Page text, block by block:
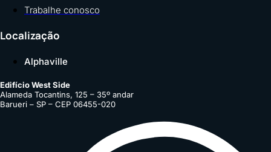
Trabalhe conosco
Localização
Alphaville
Edifício West Side
Alameda Tocantins, 125 – 35º andar
Barueri – SP – CEP 06455-020